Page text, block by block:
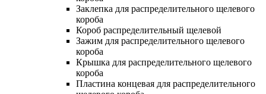
Заклепка для распределительного щелевого
короба
Короб распределительный щелевой
Зажим для распределительного щелевого
короба
Крышка для распределительного щелевого
короба
Пластина концевая для распределительного